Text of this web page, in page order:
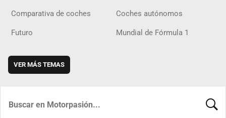
Comparativa de coches Coches autónomos
Futuro Mundial de Fórmula 1
VER MÁS TEMAS